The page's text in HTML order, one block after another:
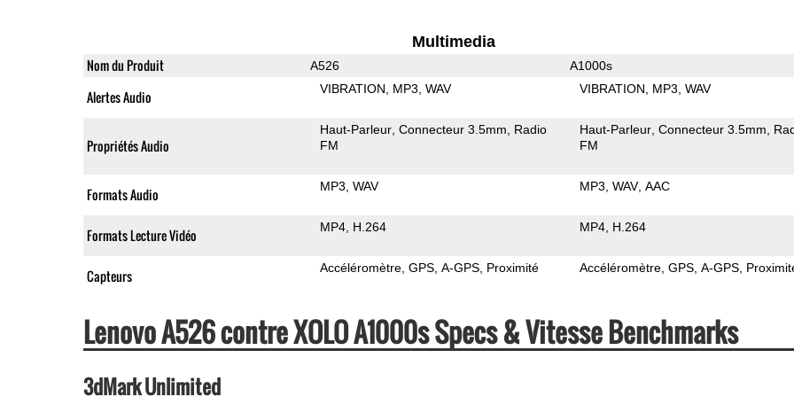
Multimedia
Nom du Produit A526 A1000s
Alertes Audio VIBRATION MP3 WAV VIBRATION MP3 WAV
Propriétés Audio
Haut-Parleur Connecteur 3.5mm
Radio
FM
Haut-Parleur Connecteur 3.5mm
FM
Formats Audio MP3 WAV MP3 WAV AAC
Formats Lecture Vidéo MP4 H.264 MP4 H.264
Capteurs Accéléromètre GPS A-GPS Proximité Accéléromètre GPS A-GPS
Lenovo A526 contre XOLO A1000s Specs & Vitesse Benchmarks
3dMark Unlimited